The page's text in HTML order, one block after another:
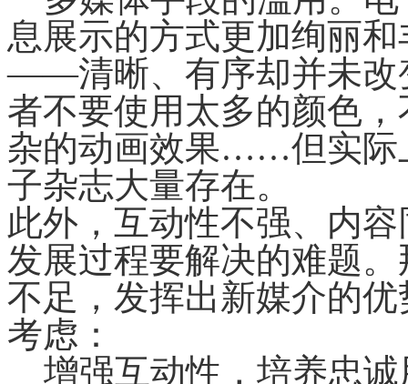
息展示的方式更加绚丽
——清晰、有序却并未改
者不要使用太多的颜色
杂的动画效果……但实际
子杂志大量存在。
此外，互动性不强、内
发展过程要解决的难题
不足，发挥出新媒介的
考虑：
增强互动性，培养忠诚